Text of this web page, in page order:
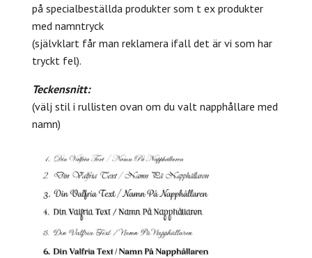
på specialbeställda produkter som t ex produkter
med namntryck
(självklart får man reklamera ifall det är vi som har
tryckt fel).
Teckensnitt:
(välj stil i rullisten ovan om du valt napphållare med
namn)